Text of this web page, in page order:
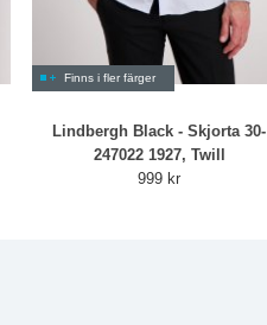
Finns i fler färger
Lindbergh Black - Skjorta 30-
247022 1927, Twill
999 kr